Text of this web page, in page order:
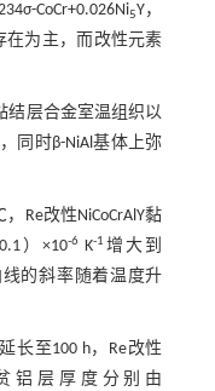
CoCr+0.026Ni5Y，
在为主，而改性元素
结层合金室温组织以
同时β-NiAl基体上弥
Re改性NiCoCrAlY黏
）×10-6 K-1 增大到
线的斜率随着温度升
长至100 h，Re改性
铝层厚度分别由